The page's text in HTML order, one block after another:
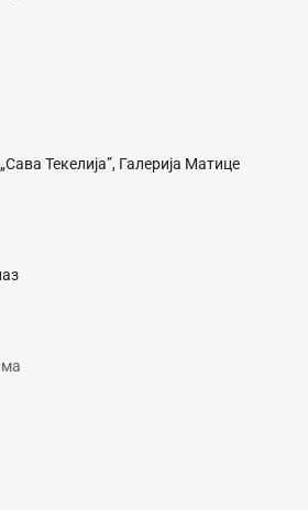
Текелија”, Галерија Матице